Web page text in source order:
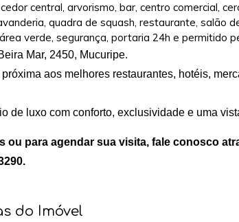
central, arvorismo, bar, centro comercial,
quadra de squash, restaurante, salão
verde, segurança, portaria 24h e permitido
Mar, 2450, Mucuripe.
aos melhores restaurantes, hotéis,
de luxo com conforto, exclusividade e uma
ou para agendar sua visita, fale conosco
do Imóvel